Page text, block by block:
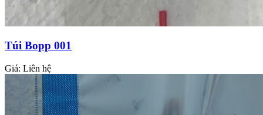
Túi Bopp 001
Giá: Liên hệ